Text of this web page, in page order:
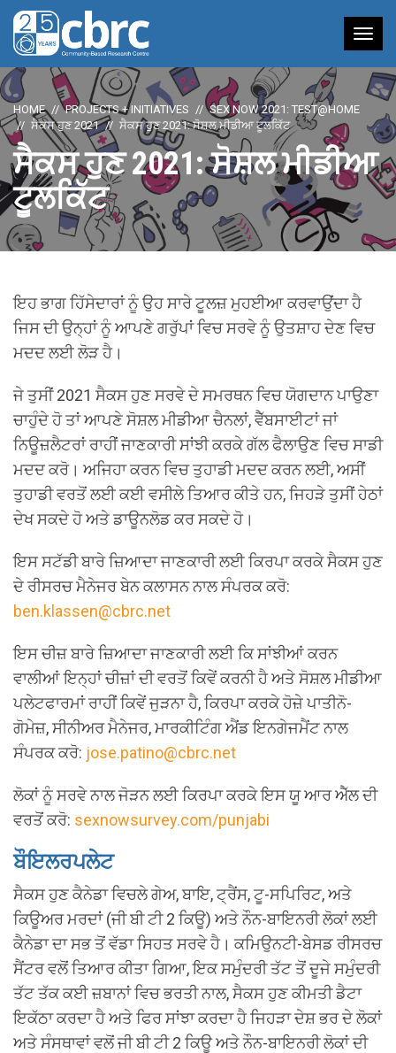
HOME PROJECTS + INITIATIVES
SEX NOW 2021: TEST@HOME
ਸੈਕਸ ਹੁਣ 2021
ਸੈਕਸ ਹੁਣ 2021: ਸੋਸ਼ਲ ਮੀਡੀਆ ਟੂਲਕਿੱਟ
ਸੈਕਸ ਹੁਣ 2021: ਸੋਸ਼ਲ ਮੀਡੀਆ
ਟੂਲਕਿੱਟ
ਇਹ ਭਾਗ ਹਿੱਸੇਦਾਰਾਂ ਨੂੰ ਉਹ ਸਾਰੇ ਟੂਲਜ਼ ਮੁਹਈਆ ਕਰਵਾਉਂਦਾ ਹੈ
ਜਿਸ ਦੀ ਉਨ੍ਹਾਂ ਨੂੰ ਆਪਣੇ ਗਰੁੱਪਾਂ ਵਿਚ ਸਰਵੇ ਨੂੰ ਉਤਸ਼ਾਹ ਦੇਣ ਵਿਚ
ਮਦਦ ਲਈ ਲੋੜ ਹੈ।
ਜੇ ਤੁਸੀਂ 2021 ਸੈਕਸ ਹੁਣ ਸਰਵੇ ਦੇ ਸਮਰਥਨ ਵਿਚ ਯੋਗਦਾਨ ਪਾਉਣਾ
ਚਾਹੁੰਦੇ ਹੋ ਤਾਂ ਆਪਣੇ ਸੋਸ਼ਲ ਮੀਡੀਆ ਚੈਨਲਾਂ, ਵੈੱਬਸਾਈਟਾਂ ਜਾਂ
ਨਿਊਜ਼ਲੈਟਰਾਂ ਰਾਹੀਂ ਜਾਣਕਾਰੀ ਸਾਂਝੀ ਕਰਕੇ ਗੱਲ ਫੈਲਾਉਣ ਵਿਚ ਸਾਡੀ
ਮਦਦ ਕਰੋ। ਅਜਿਹਾ ਕਰਨ ਵਿਚ ਤੁਹਾਡੀ ਮਦਦ ਕਰਨ ਲਈ, ਅਸੀਂ
ਤੁਹਾਡੀ ਵਰਤੋਂ ਲਈ ਕਈ ਵਸੀਲੇ ਤਿਆਰ ਕੀਤੇ ਹਨ, ਜਿਹੜੇ ਤੁਸੀਂ ਹੇਠਾਂ
ਦੇਖ ਸਕਦੇ ਹੋ ਅਤੇ ਡਾਊਨਲੋਡ ਕਰ ਸਕਦੇ ਹੋ।
ਇਸ ਸਟੱਡੀ ਬਾਰੇ ਜ਼ਿਆਦਾ ਜਾਣਕਾਰੀ ਲਈ ਕਿਰਪਾ ਕਰਕੇ ਸੈਕਸ ਹੁਣ
ਦੇ ਰੀਸਰਚ ਮੈਨੇਜਰ ਬੇਨ ਕਲਾਸਨ ਨਾਲ ਸੰਪਰਕ ਕਰੋ:
ben.klassen@cbrc.net
ਇਸ ਚੀਜ਼ ਬਾਰੇ ਜ਼ਿਆਦਾ ਜਾਣਕਾਰੀ ਲਈ ਕਿ ਸਾਂਝੀਆਂ ਕਰਨ
ਵਾਲੀਆਂ ਇਨ੍ਹਾਂ ਚੀਜ਼ਾਂ ਦੀ ਵਰਤੋਂ ਕਿਵੇਂ ਕਰਨੀ ਹੈ ਅਤੇ ਸੋਸ਼ਲ ਮੀਡੀਆ
ਪਲੇਟਫਾਰਮਾਂ ਰਾਹੀਂ ਕਿਵੇਂ ਜੁੜਨਾ ਹੈ, ਕਿਰਪਾ ਕਰਕੇ ਹੋਜ਼ੇ ਪਾਤੀਨੋ-
ਗੋਮੇਜ਼, ਸੀਨੀਅਰ ਮੈਨੇਜਰ, ਮਾਰਕੀਟਿੰਗ ਐਂਡ ਇਨਗੇਜਮੈਂਟ ਨਾਲ
ਸੰਪਰਕ ਕਰੋ: jose.patino@cbrc.net
ਲੋਕਾਂ ਨੂੰ ਸਰਵੇ ਨਾਲ ਜੋੜਨ ਲਈ ਕਿਰਪਾ ਕਰਕੇ ਇਸ ਯੂ ਆਰ ਐੱਲ ਦੀ
ਵਰਤੋਂ ਕਰੋ: sexnowsurvey.com/punjabi
ਬੌਇਲਰਪਲੇਟ
ਸੈਕਸ ਹੁਣ ਕੈਨੇਡਾ ਵਿਚਲੇ ਗੇਅ, ਬਾਇ, ਟ੍ਰੈਂਸ, ਟੂ-ਸਪਿਰਿਟ, ਅਤੇ
ਕਿਊਅਰ ਮਰਦਾਂ (ਜੀ ਬੀ ਟੀ 2 ਕਿਊ) ਅਤੇ ਨੌਨ-ਬਾਇਨਰੀ ਲੋਕਾਂ ਲਈ
ਕੈਨੇਡਾ ਦਾ ਸਭ ਤੋਂ ਵੱਡਾ ਸਿਹਤ ਸਰਵੇ ਹੈ। ਕਮਿਉਨਟੀ-ਬੇਸਡ ਰੀਸਰਚ
ਸੈਂਟਰ ਵਲੋਂ ਤਿਆਰ ਕੀਤਾ ਗਿਆ, ਇਕ ਸਮੁੰਦਰੀ ਤੱਟ ਤੋਂ ਦੂਜੇ ਸਮੁੰਦਰੀ
ਤੱਟ ਤੱਕ ਕਈ ਜ਼ਬਾਨਾਂ ਵਿਚ ਭਰਤੀ ਨਾਲ, ਸੈਕਸ ਹੁਣ ਕੀਮਤੀ ਡੈਟਾ
ਇਕੱਠਾ ਕਰਦਾ ਹੈ ਅਤੇ ਫਿਰ ਸਾਂਝਾ ਕਰਦਾ ਹੈ ਜਿਹੜਾ ਦੇਸ਼ ਭਰ ਦੇ ਲੋਕਾਂ
ਅਤੇ ਸੰਸਥਾਵਾਂ ਵਲੋਂ ਜੀ ਬੀ ਟੀ 2 ਕਿਊ ਅਤੇ ਨੌਨ-ਬਾਇਨਰੀ ਲੋਕਾਂ ਦੀ